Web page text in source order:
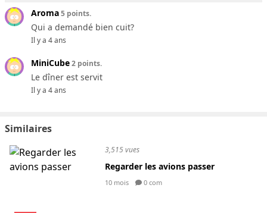
Aroma5 points.
Qui a demandé bien cuit?
Il y a 4 ans
MiniCube2 points.
Le dîner est servit
Il y a 4 ans
Similaires
3,515 vues
Regarder les avions passer
10 mois 0 com